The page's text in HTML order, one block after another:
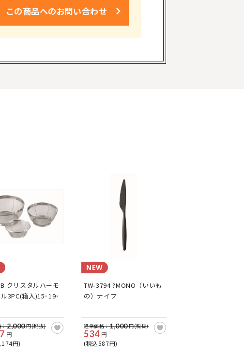
この商品へのお問い合わせ
クリスタルハーモ
3PC(箱入)15･19･
：2,000円(税抜)
円
円)
NEW
TW-3794 ?MONO（いいも
の）ナイフ
通常価格：1,000円(税抜)
534 円
(税込587円)